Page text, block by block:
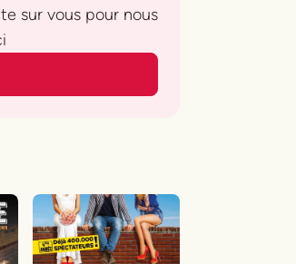
sur vous pour nous